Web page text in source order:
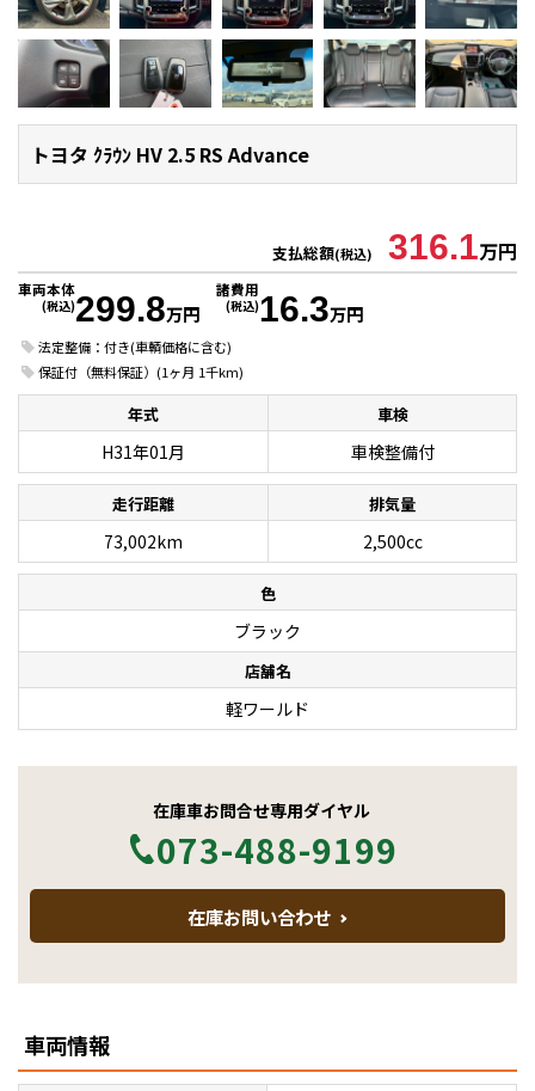
トヨタ ｸﾗｳﾝ HV 2.5 RS Advance
支払総額(税込) 316.1万円
車両本体
(税込)299.8万円
諸費用
(税込)16.3万円
法定整備：付き(車輌価格に含む)
保証付（無料保証）(1ヶ月 1千km)
年式 車検
H31年01月 車検整備付
走行距離 排気量
73,002km 2,500cc
色
ブラック
店舗名
軽ワールド
在庫車お問合せ専用ダイヤル
073-488-9199
在庫お問い合わせ
車両情報